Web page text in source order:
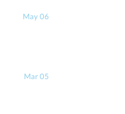
May 06
Mar 05